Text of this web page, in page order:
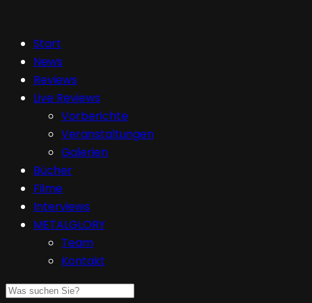
Start
News
Reviews
Live Reviews
Vorberichte
Veranstaltungen
Galerien
Bücher
Filme
Interviews
METALGLORY
Team
Kontakt